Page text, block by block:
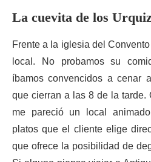
La cuevita de los
Frente a la iglesia del
local. No probamos su
íbamos convencidos a cenar
que cierran a las 8 de la tarde.
me pareció un local
platos que el cliente elige
que ofrece la posibilidad de